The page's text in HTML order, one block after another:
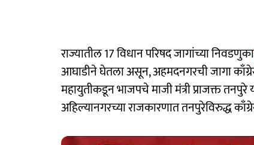
राज्यातील 17 विधान परिषद जागांच्या निवडणुका
आघाडीने घेतला असून, अहमदनगरची जागा
महायुतीकडून भाजपचे माजी मंत्री प्राजक्त
अहिल्यानगरच्या राजकारणात तनपुरेविरुद्ध